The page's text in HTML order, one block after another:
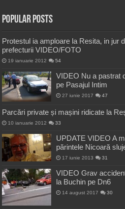
Popular Posts
Protestul ia amploare la Resita, in jur
prefecturii VIDEO/FOTO
19 ianuarie 2012 54
VIDEO Nu a pastrat
pe Pasajul Intim
27 iunie 2017 47
Parcări private și mașini ridicate la
10 ianuarie 2012 33
UPDATE VIDEO A
părintele Nicoară
17 iunie 2013 31
VIDEO Grav
la Buchin pe Dn6
14 august 2017 30